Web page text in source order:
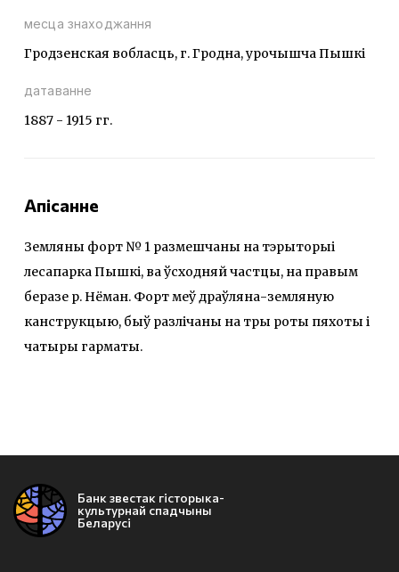
месца знаходжання
Гродзенская вобласць, г. Гродна, урочышча Пышкі
датаванне
1887 - 1915 гг.
Апісанне
Земляны форт № 1 размешчаны на тэрыторыі
лесапарка Пышкі, ва ўсходняй частцы, на правым
беразе р. Нёман. Форт меў драўляна-земляную
канструкцыю, быў разлічаны на тры роты пяхоты і
чатыры гарматы.
Банк звестак гісторыка-
культурнай спадчыны
Беларусі